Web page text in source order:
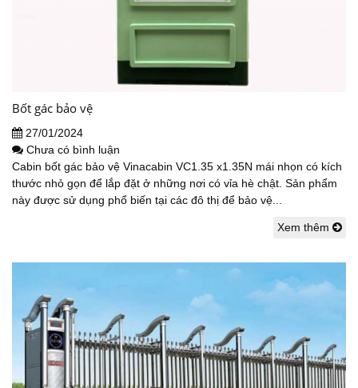
Bốt gác bảo vệ
27/01/2024
Chưa có bình luận
Cabin bốt gác bảo vệ Vinacabin VC1.35 x1.35N mái nhọn có kích
thước nhỏ gọn để lắp đặt ở những nơi có vỉa hè chật. Sản phẩm
này được sử dụng phổ biến tại các đô thị để bảo vệ...
Xem thêm